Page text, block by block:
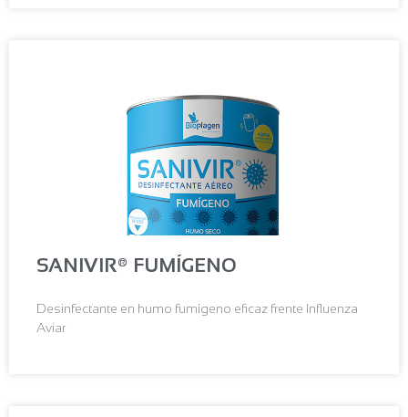
SANIVIR® FUMÍGENO
Desinfectante en humo fumígeno eficaz frente Influenza
Aviar